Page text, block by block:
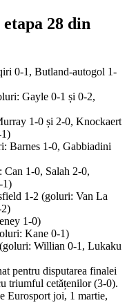
28 din
0-1, Butland-autogol 1-
Gayle 0-1 și 0-2,
1-0 și 2-0, Knockaert
Barnes 1-0, Gabbiadini
1-0, Salah 2-0,
1)
1-2 (goluri: Van La
1-0)
Kane 0-1)
Willian 0-1, Lukaku
pentru disputarea finalei
triumful cetățenilor (3-0).
Eurosport joi, 1 martie,